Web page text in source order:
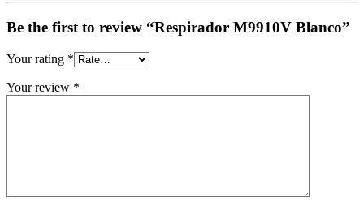
Be the first to review “Respirador M9910V Blanco”
Your rating *
Your review *